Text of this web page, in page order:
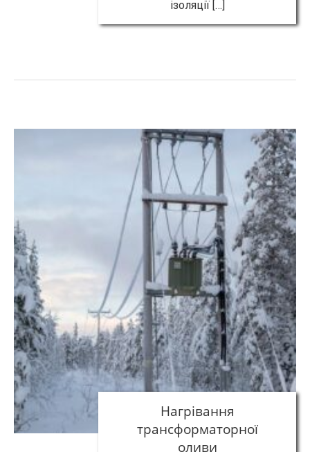
ізоляції […]
Нагрівання
трансформаторної
оливи